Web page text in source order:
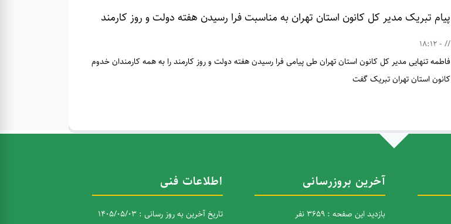
پیام تبریک مدیر کل کانون استان تهران به مناسبت فرا رسیدن هفته دولت و روز کارمند
// - 18:12
فاطمه تنهایی مدیر کل کانون استان تهران طی پیامی فرا رسیدن هفته دولت و روز کارمند را به همه کارمندان خدوم
کانون استان تهران تبریک گفت
آخرین بروزرسانی
بازدید این صفحه : 3659 نفر
اطلاعات فنی
تاریخ آخرین به روز رسانی : 1405/05/03